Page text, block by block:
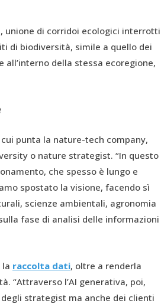
unione di corridoi ecologici interrotti
di biodiversità, simile a quello dei
della stessa ecoregione,
punta la nature-tech company,
o nature strategist. “In questo
che spesso è lungo e
spostato la visione, facendo sì
scienze ambientali, agronomia
fase di analisi delle informazioni
raccolta dati, oltre a renderla
“Attraverso l’AI generativa, poi,
strategist ma anche dei clienti